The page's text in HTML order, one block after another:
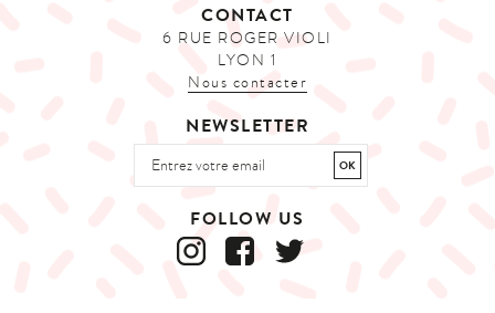
CONTACT
6 RUE ROGER VIOLI
LYON 1
Nous contacter
NEWSLETTER
FOLLOW US